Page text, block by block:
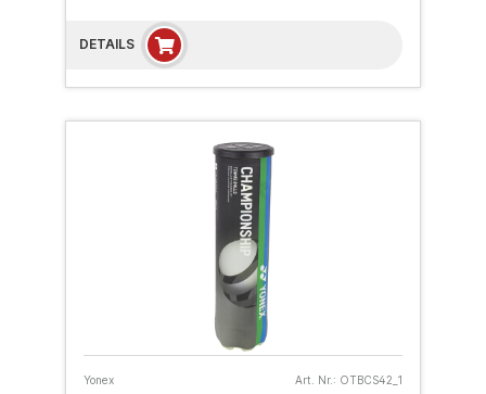
DETAILS
Yonex Art. Nr.: OTBCS42_1